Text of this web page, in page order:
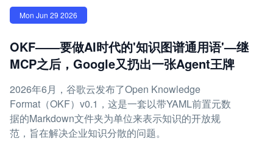
Mon Jun 29 2026
OKF——要做AI时代的'知识图谱通用语'—继
MCP之后，Google又扔出一张Agent王牌
2026年6月，谷歌云发布了Open Knowledge
Format（OKF）v0.1，这是一套以带YAML前置元数
据的Markdown文件夹为单位来表示知识的开放规
范，旨在解决企业知识分散的问题。